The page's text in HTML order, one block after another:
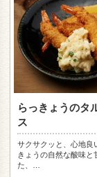
らっきょうのタ
ス
サクサクッと、心地良
きょうの自然な酸味と
た、